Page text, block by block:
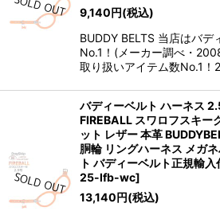
9,140円(税込)
BUDDY BELTS 当店はバデ
No.1！(メーカー調べ・
取り扱いアイテム数No.1
バディーベルト ハーネス
FIREBALL スワロフスキー
ット レザー 本革
胴輪 リングハーネス メガ
ト バディーベルト正規輸
25-lfb-wc]
13,140円(税込)